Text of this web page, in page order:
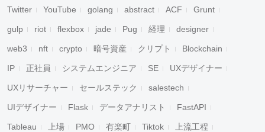
Twitter YouTube golang abstract ACF Grunt
gulp riot flexbox jade Pug 経理 designer
web3 nft crypto 暗号資産 クリプト Blockchain
IP 正社員 システムエンジニア SE UXデザイナー
UXリサーチャー セールステック salestech
UIデザイナー Flask データアナリスト FastAPI
Tableau 上場 PMO 有楽町 Tiktok 上流工程